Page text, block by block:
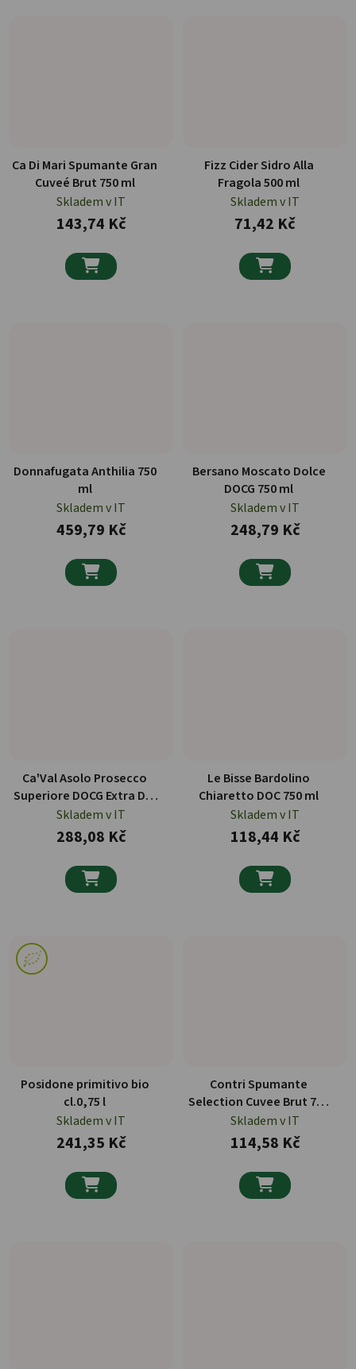
Ca Di Mari Spumante Gran
Cuveé Brut 750 ml
Skladem v IT
143,74 Kč

Fizz Cider Sidro Alla
Fragola 500 ml
Skladem v IT
71,42 Kč

Donnafugata Anthilia 750
ml
Skladem v IT
459,79 Kč

Bersano Moscato Dolce
DOCG 750 ml
Skladem v IT
248,79 Kč

Ca'Val Asolo Prosecco
Superiore DOCG Extra Dry
Scudo Blu 750 ml
Skladem v IT
288,08 Kč

Le Bisse Bardolino
Chiaretto DOC 750 ml
Skladem v IT
118,44 Kč

Posidone primitivo bio
cl.0,75 l
Skladem v IT
241,35 Kč

Contri Spumante
Selection Cuvee Brut 750
ml
Skladem v IT
114,58 Kč
